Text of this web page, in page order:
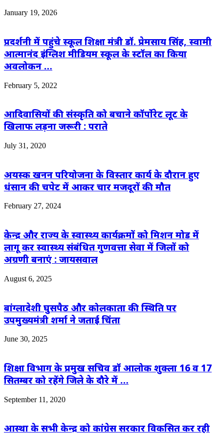
January 19, 2026
प्रदर्शनी में पहुंचे स्कूल शिक्षा मंत्री डॉ. प्रेमसाय सिंह, स्वामी
आत्मानंद इंग्लिश मीडियम स्कूल के स्टॉल का किया
अवलोकन …
February 5, 2022
आदिवासियों की संस्कृति को बचाने कॉर्पोरेट लूट के
खिलाफ लड़ना जरूरी : पराते
July 31, 2020
अयस्क खनन परियोजना के विस्तार कार्य के दौरान हुए
धंसान की चपेट में आकर चार मजदूरों की मौत
February 27, 2024
केन्द्र और राज्य के स्वास्थ्य कार्यक्रमों को मिशन मोड में
लागू कर स्वास्थ्य संबंधित गुणवत्ता सेवा में जिलों को
अग्रणी बनाएं : जायसवाल
August 6, 2025
बांग्लादेशी घुसपैठ और कोलकाता की स्थिति पर
उपमुख्यमंत्री शर्मा ने जताई चिंता
June 30, 2025
शिक्षा विभाग के प्रमुख सचिव डॉ आलोक शुक्ला 16 व 17
सितम्बर को रहेंगे जिले के दौरे में …
September 11, 2020
आस्था के सभी केन्द्र को कांग्रेस सरकार विकसित कर रही